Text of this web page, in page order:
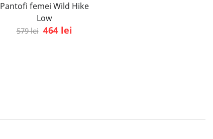
Pantofi femei Wild Hike
Low
579 lei 464 lei